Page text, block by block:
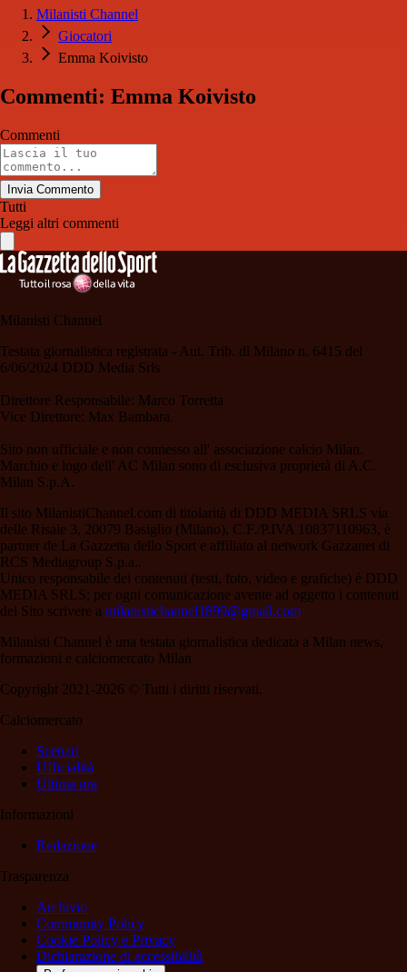
Milanisti Channel
Giocatori
Emma Koivisto
Commenti: Emma Koivisto
Commenti
Invia Commento
Tutti
Leggi altri commenti
Milanisti Channel
Testata giornalistica registrata - Aut. Trib. di Milano n. 6415 del
6/06/2024 DDD Media Srls
Direttore Responsabile: Marco Torretta
Vice Direttore: Max Bambara.
Sito non ufficiale e non connesso all' associazione calcio Milan.
Marchio e logo dell' AC Milan sono di esclusiva proprietà di A.C.
Milan S.p.A.
Il sito MilanistiChannel.com di titolarità di DDD MEDIA SRLS via
delle Risaie 3, 20079 Basiglio (Milano), C.F./P.IVA 10837110963, è
partner de La Gazzetta dello Sport e affiliato al network Gazzanet di
RCS Mediagroup S.p.a..
Unico responsabile dei contenuti (testi, foto, video e grafiche) è DDD
MEDIA SRLS; per ogni comunicazione avente ad oggetto i contenuti
del Sito scrivere a milanistichannel1899@gmail.com
Milanisti Channel è una testata giornalistica dedicata a Milan news,
formazioni e calciomercato Milan
Copyright 2021-2026 © Tutti i diritti riservati.
Calciomercato
Scenari
Ufficialità
Ultima ora
Informazioni
Redazione
Trasparenza
Archivio
Community Policy
Cookie Policy e Privacy
Dichiarazione di accessibilità